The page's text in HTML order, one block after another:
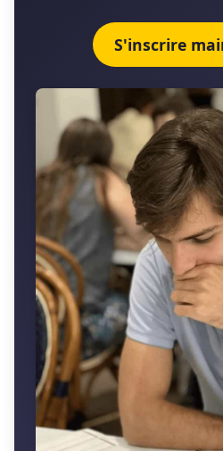
S'inscrire